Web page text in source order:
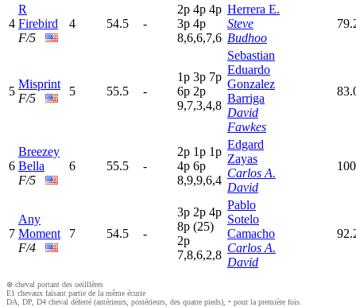
4
R
Firebird
F/5
4 54.5 -
2p 4p 4p
3p 4p
8,6,6,7,6
Herrera E.
Steve
Budhoo
5
Misprint
F/5
5 55.5 -
1p 3p 7p
6p 2p
9,7,3,4,8
Sebastian
Eduardo
Gonzalez
Barriga
David
Fawkes
6
Breezey
Bella
F/5
6 55.5 -
2p 1p 1p
4p 6p
8,9,9,6,4
Edgard
Zayas
Carlos A.
David
7
Any
Moment
F/4
7 54.5 -
3p 2p 4p
8p (25)
2p
7,8,6,2,8
Pablo
Sotelo
Camacho
Carlos A.
David
⊗ cheval portant des oeilllères
E1 chevaux faisant partie de la même écurie
DA, DP, D4 cheval déferré (antérieurs, postérieurs, des quatre pieds), • pour la première fois.